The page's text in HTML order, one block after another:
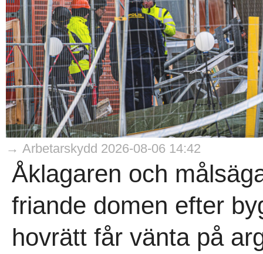
→ Arbetarskydd 2026-08-06 14:42
Åklagaren och
friande domen efter
hovrätt får vänta på